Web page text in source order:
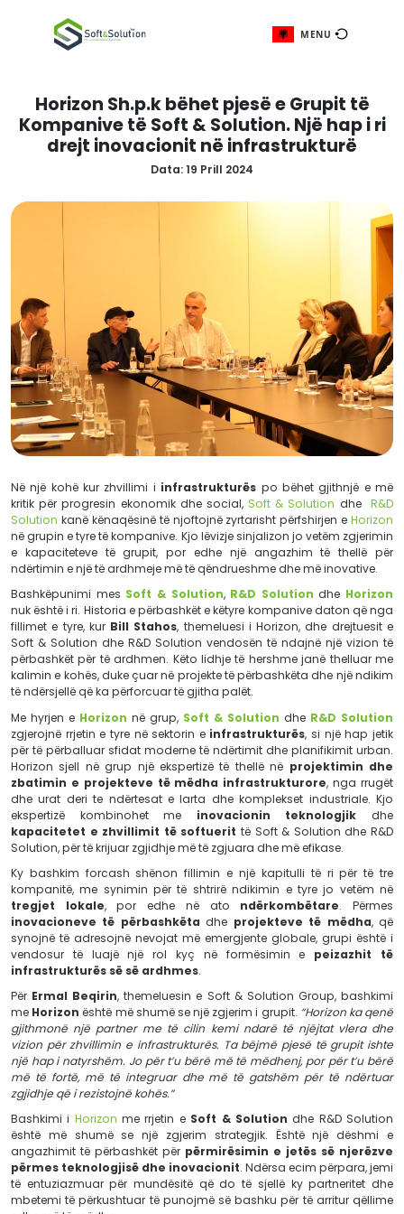
Horizon Sh.p.k bëhet pjesë e
Kompanive të Soft & Solution.
drejt inovacionit në
Në një kohë kur zhvillimi iinfrastrukturëspo bëhet
kritik për progresin ekonomik dhe social,Soft &
Solutionkanë kënaqësinë të njoftojnë zyrtarisht
në grupin e tyre të kompanive. Kjo lëvizje sinjalizon jo
e kapaciteteve të grupit, por edhe një angazhim
ndërtimin e një të ardhmeje më të qëndrueshme dhe
Bashkëpunimi mesSoft & Solution,R&D Solution
nuk është i ri. Historia e përbashkët e këtyre kompanive
fillimet e tyre, kurBill Stahos , themeluesi i Horizon,
Soft & Solution dhe R&D Solution vendosën të
përbashkët për të ardhmen. Këto lidhje të hershme
kalimin e kohës, duke çuar në projekte të përbashkëta
të ndërsjellë që ka përforcuar të gjitha palët.
Me hyrjen e Horizonnë grup, Soft & Solutiondhe
zgjerojnë rrjetin e tyre në sektorin einfrastrukturës,
për të përballuar sfidat moderne të ndërtimit dhe
Horizon sjell në grup një ekspertizë të thellë në
zbatimin e projekteve të mëdha
dhe urat deri te ndërtesat e larta dhe komplekset
ekspertizë kombinohet meinovacionin
kapacitetet e zhvillimit të softuerittë Soft &
Solution, për të krijuar zgjidhje më të zgjuara dhe më
Ky bashkim forcash shënon fillimin e një kapitulli
kompanitë, me synimin për të shtrirë ndikimin e
tregjet lokale, por edhe në ato
inovacioneve të përbashkëtadheprojekteve
synojnë të adresojnë nevojat më emergjente globale,
vendosur të luajë një rol kyç në formësimin e